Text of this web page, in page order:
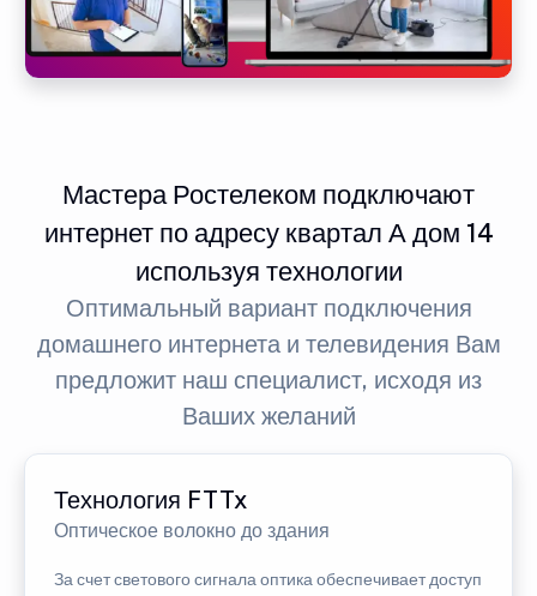
Мастера Ростелеком подключают
интернет по адресу квартал А дом 14
используя технологии
Оптимальный вариант подключения
домашнего интернета и телевидения Вам
предложит наш специалист, исходя из
Ваших желаний
Технология FTTx
Оптическое волокно до здания
За счет светового сигнала оптика обеспечивает доступ